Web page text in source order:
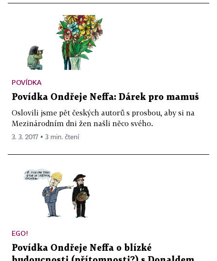
POVÍDKA
Povídka Ondřeje Neffa: Dárek pro mamuš
Oslovili jsme pět českých autorů s prosbou, aby si na
Mezinárodním dni žen našli něco svého.
3. 3. 2017 ▪ 3 min. čtení
EGO!
Povídka Ondřeje Neffa o blízké